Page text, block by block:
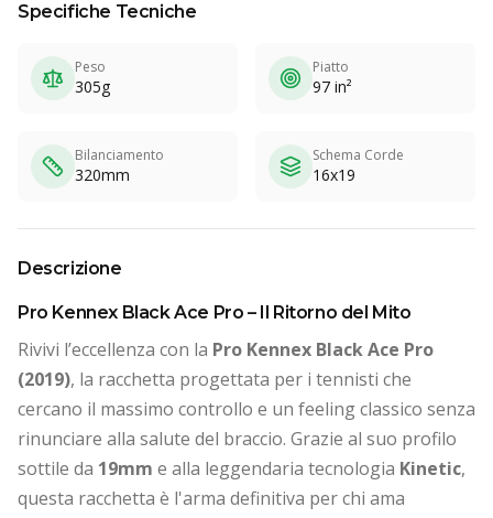
Specifiche Tecniche
Peso
305g
Piatto
97 in²
Bilanciamento
320mm
Schema Corde
16x19
Descrizione
Pro Kennex Black Ace Pro – Il Ritorno del Mito
Rivivi l’eccellenza con la Pro Kennex Black Ace Pro
(2019), la racchetta progettata per i tennisti che
cercano il massimo controllo e un feeling classico senza
rinunciare alla salute del braccio. Grazie al suo profilo
sottile da 19mm e alla leggendaria tecnologia Kinetic,
questa racchetta è l'arma definitiva per chi ama